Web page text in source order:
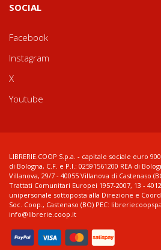
SOCIAL
Facebook
Instagram
X
Youtube
LIBRERIE.COOP S.p.a. - capitale sociale euro
di Bologna, C.F. e P.I.: 02591561200 REA di
Villanova, 29/7 - 40055 Villanova di Castenaso
Trattati Comunitari Europei 1957-2007, 13 -
unipersonale sottoposta alla Direzione e
Soc. Coop., Castenaso (BO) PEC:
info@librerie.coop.it